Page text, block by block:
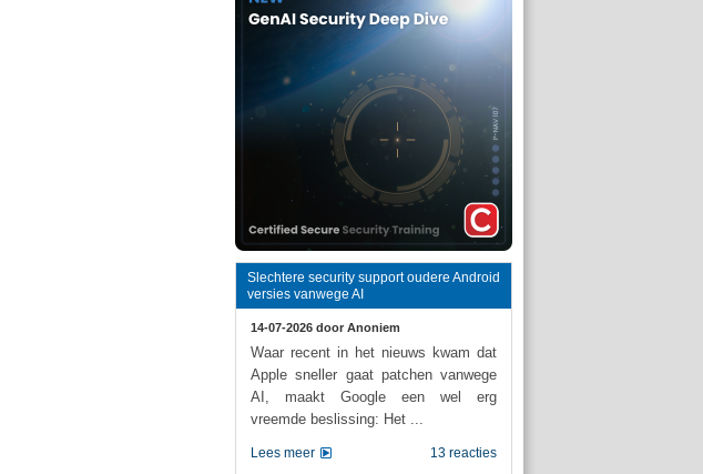
Slechtere security support oudere Android
versies vanwege AI
14-07-2026 door Anoniem
Waar recent in het nieuws kwam dat
Apple sneller gaat patchen vanwege
AI, maakt Google een wel erg
vreemde beslissing: Het ...
13 reacties
Lees meer